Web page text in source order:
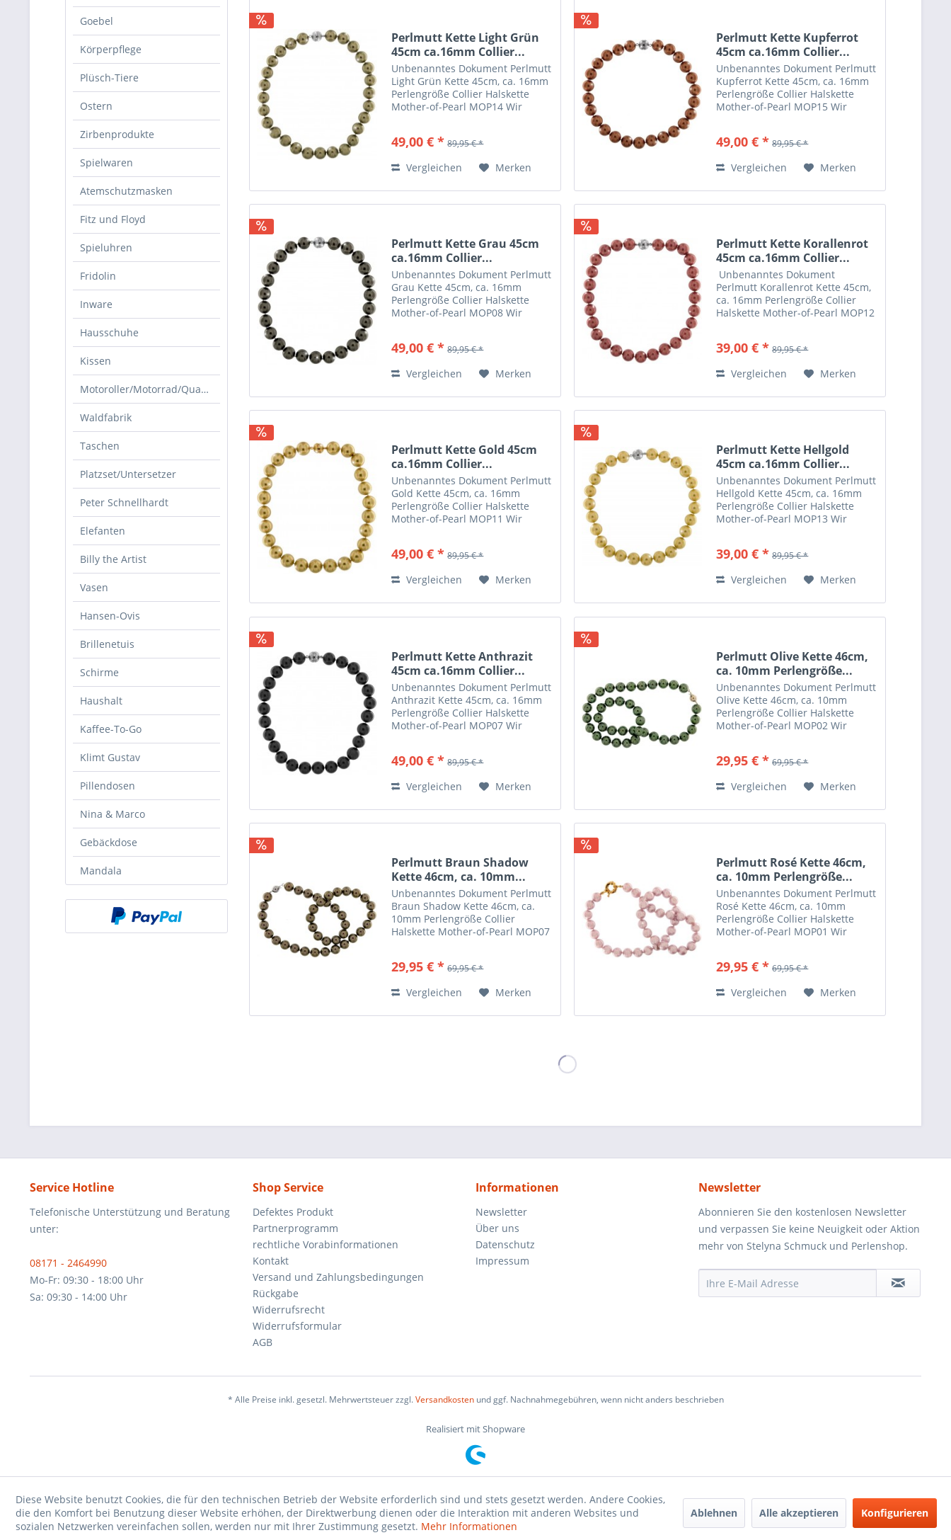
Goebel
Körperpflege
Plüsch-Tiere
Ostern
Zirbenprodukte
Spielwaren
Atemschutzmasken
Fitz und Floyd
Spieluhren
Fridolin
Inware
Hausschuhe
Kissen
Motoroller/Motorrad/Quad/Zubehör
Waldfabrik
Taschen
Platzset/Untersetzer
Peter Schnellhardt
Elefanten
Billy the Artist
Vasen
Hansen-Ovis
Brillenetuis
Schirme
Haushalt
Kaffee-To-Go
Klimt Gustav
Pillendosen
Nina & Marco
Gebäckdose
Mandala
Perlmutt Kette Light Grün
45cm ca.16mm Collier...
Unbenanntes Dokument Perlmutt
Light Grün Kette 45cm, ca. 16mm
Perlengröße Collier Halskette
Mother-of-Pearl MOP14 Wir
herstellen. Hier eine besondere
49,00 € * 89,95 € *
Vergleichen Merken
Perlmutt Kette Kupferrot
45cm ca.16mm Collier...
Unbenanntes Dokument Perlmutt
Kupferrot Kette 45cm, ca. 16mm
Perlengröße Collier Halskette
Mother-of-Pearl MOP15 Wir
herstellen. Hier eine besondere
49,00 € * 89,95 € *
Vergleichen Merken
Perlmutt Kette Grau 45cm
ca.16mm Collier...
Unbenanntes Dokument Perlmutt
Grau Kette 45cm, ca. 16mm
Perlengröße Collier Halskette
Mother-of-Pearl MOP08 Wir
herstellen. Hier eine besondere
49,00 € * 89,95 € *
Vergleichen Merken
Perlmutt Kette Korallenrot
45cm ca.16mm Collier...
Unbenanntes Dokument
Perlmutt Korallenrot Kette 45cm,
ca. 16mm Perlengröße Collier
Halskette Mother-of-Pearl MOP12
eigenen Wünschen herstellen.
Pearls...
39,00 € * 89,95 € *
Vergleichen Merken
Perlmutt Kette Gold 45cm
ca.16mm Collier...
Unbenanntes Dokument Perlmutt
Gold Kette 45cm, ca. 16mm
Perlengröße Collier Halskette
Mother-of-Pearl MOP11 Wir
herstellen. Hier eine besondere
49,00 € * 89,95 € *
Vergleichen Merken
Perlmutt Kette Hellgold
45cm ca.16mm Collier...
Unbenanntes Dokument Perlmutt
Hellgold Kette 45cm, ca. 16mm
Perlengröße Collier Halskette
Mother-of-Pearl MOP13 Wir
herstellen. Hier eine besondere
39,00 € * 89,95 € *
Vergleichen Merken
Perlmutt Kette Anthrazit
45cm ca.16mm Collier...
Unbenanntes Dokument Perlmutt
Anthrazit Kette 45cm, ca. 16mm
Perlengröße Collier Halskette
Mother-of-Pearl MOP07 Wir
herstellen. Hier eine besondere
49,00 € * 89,95 € *
Vergleichen Merken
Perlmutt Olive Kette 46cm,
ca. 10mm Perlengröße...
Unbenanntes Dokument Perlmutt
Olive Kette 46cm, ca. 10mm
Perlengröße Collier Halskette
Mother-of-Pearl MOP02 Wir
herstellen. Hier eine besondere
29,95 € * 69,95 € *
Vergleichen Merken
Perlmutt Braun Shadow
Kette 46cm, ca. 10mm...
Unbenanntes Dokument Perlmutt
Braun Shadow Kette 46cm, ca.
10mm Perlengröße Collier
Halskette Mother-of-Pearl MOP07
eigenen Wünschen herstellen.
Pearls...
29,95 € * 69,95 € *
Vergleichen Merken
Perlmutt Rosé Kette 46cm,
ca. 10mm Perlengröße...
Unbenanntes Dokument Perlmutt
Rosé Kette 46cm, ca. 10mm
Perlengröße Collier Halskette
Mother-of-Pearl MOP01 Wir
herstellen. Hier eine besondere
29,95 € * 69,95 € *
Vergleichen Merken
Service Hotline
Telefonische Unterstützung und Beratung
unter:
08171 - 2464990
Mo-Fr: 09:30 - 18:00 Uhr
Sa: 09:30 - 14:00 Uhr
Shop Service
Defektes Produkt
Partnerprogramm
rechtliche Vorabinformationen
Kontakt
Versand und Zahlungsbedingungen
Rückgabe
Widerrufsrecht
Widerrufsformular
AGB
Informationen
Newsletter
Über uns
Datenschutz
Impressum
Newsletter
Abonnieren Sie den kostenlosen Newsletter
und verpassen Sie keine Neuigkeit oder Aktion
mehr von Stelyna Schmuck und Perlenshop.
* Alle Preise inkl. gesetzl. Mehrwertsteuer zzgl.Versandkostenund ggf. Nachnahmegebühren, wenn nicht anders beschrieben
Realisiert mit Shopware
Diese Website benutzt Cookies, die für den technischen Betrieb der Website erforderlich sind und stets gesetzt werden. Andere Cookies,
die den Komfort bei Benutzung dieser Website erhöhen, der Direktwerbung dienen oder die Interaktion mit anderen Websites und
sozialen Netzwerken vereinfachen sollen, werden nur mit Ihrer Zustimmung gesetzt. Mehr Informationen
Ablehnen Alle akzeptieren Konfigurieren